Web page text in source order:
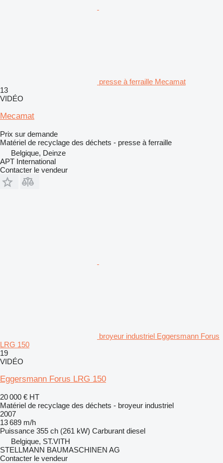
presse à ferraille Mecamat
13
VIDÉO
Mecamat
Prix sur demande
Matériel de recyclage des déchets - presse à ferraille
Belgique, Deinze
APT International
Contacter le vendeur
broyeur industriel Eggersmann Forus
LRG 150
19
VIDÉO
Eggersmann Forus LRG 150
20 000 € HT
Matériel de recyclage des déchets - broyeur industriel
2007
13 689 m/h
Puissance 355 ch (261 kW) Carburant diesel
Belgique, ST.VITH
STELLMANN BAUMASCHINEN AG
Contacter le vendeur